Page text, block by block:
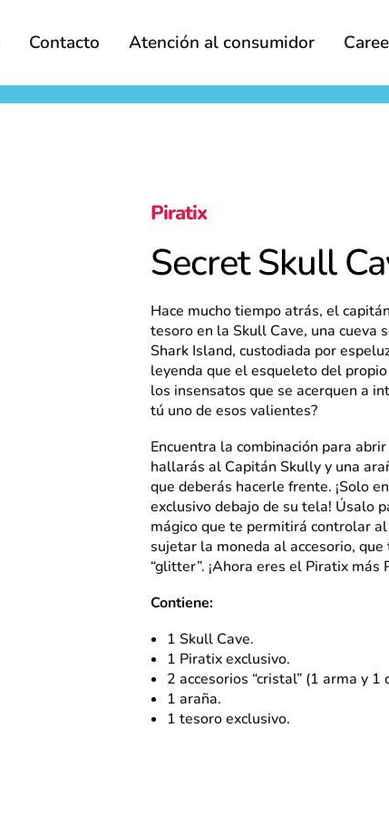
Contacto Atención al consumidor
Piratix
Secret Skull
Hace mucho tiempo atrás, el
tesoro en la Skull Cave, una cueva
Shark Island, custodiada por
leyenda que el esqueleto del
los insensatos que se acerquen a
tú uno de esos valientes?
Encuentra la combinación para
hallarás al Capitán Skully y una
que deberás hacerle frente. ¡Solo
exclusivo debajo de su tela! Úsalo
mágico que te permitirá controlar
sujetar la moneda al accesorio,
“glitter”. ¡Ahora eres el Piratix
Contiene:
1 Skull Cave.
1 Piratix exclusivo.
2 accesorios “cristal” (1 arma y 1
1 araña.
1 tesoro exclusivo.